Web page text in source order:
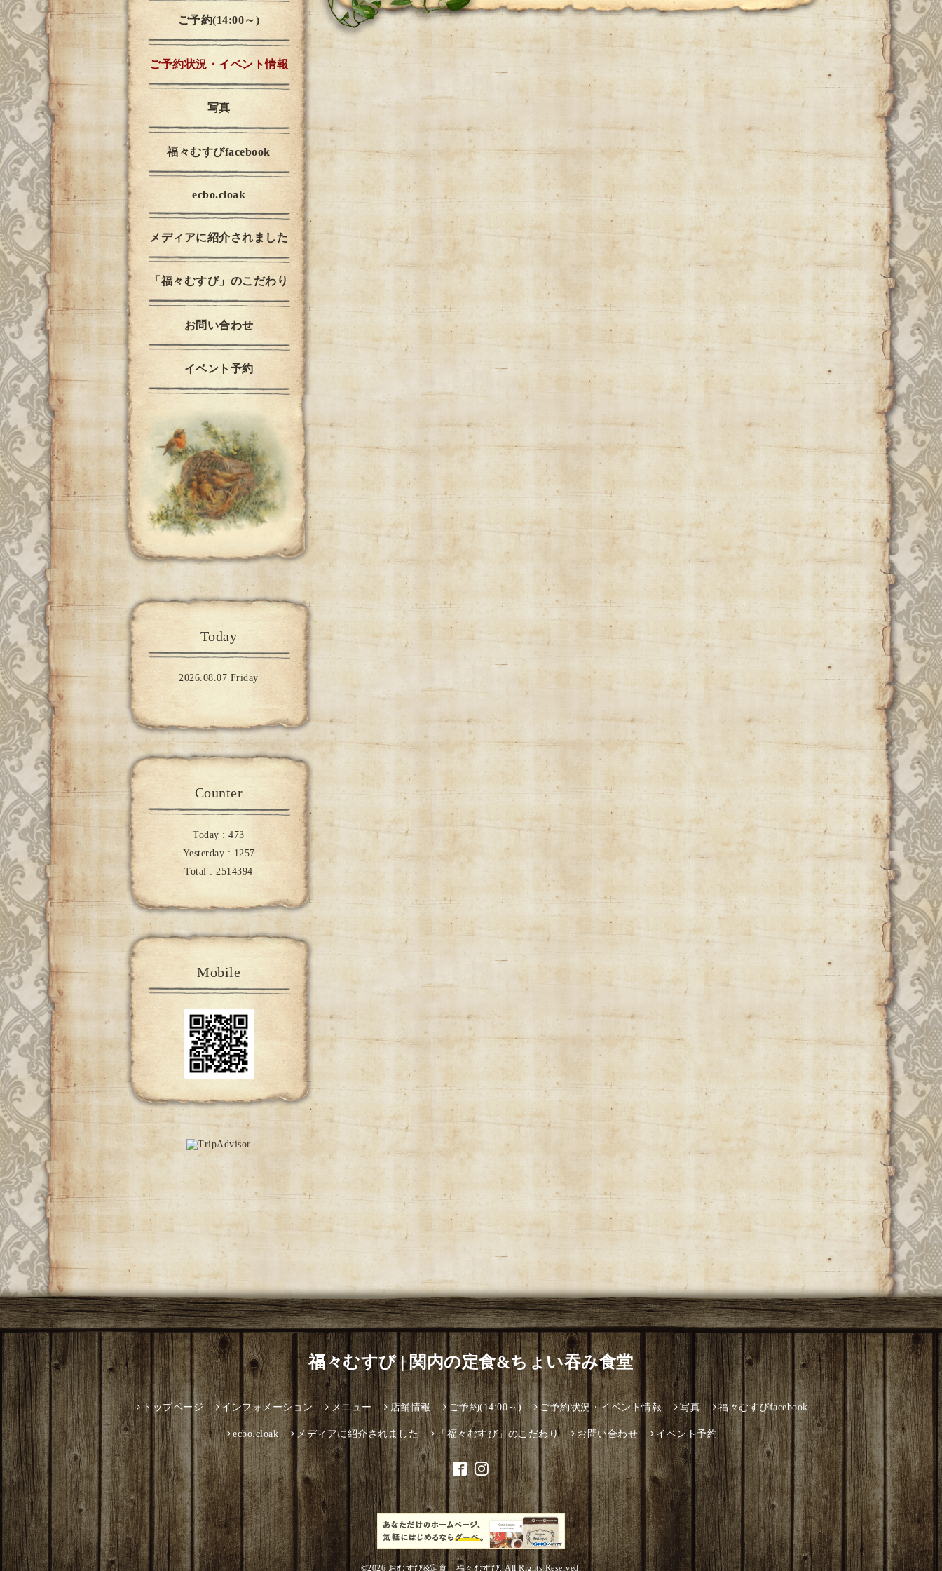
ご予約(14:00～)
ご予約状況・イベント情報
写真
福々むすびfacebook
ecbo.cloak
メディアに紹介されました
「福々むすび」のこだわり
お問い合わせ
イベント予約
Today
2026.08.07 Friday
Counter
Today :473
Yesterday : 1257
Total : 2514394
Mobile
福々むすび | 関内の定食&ちょい吞み食堂
トップページ インフォメーション メニュー 店舗情報 ご予約(14:00～) ご予約状況・イベント情報 写真 福々むすびfacebook
ecbo.cloak メディアに紹介されました 「福々むすび」のこだわり お問い合わせ イベント予約
©2026おむすび&定食 福々むすび. All Rights Reserved.